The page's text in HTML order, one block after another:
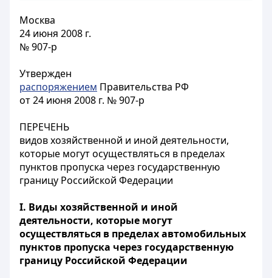
Москва
24 июня 2008 г.
№ 907-р
Утвержден
распоряжением Правительства РФ
от 24 июня 2008 г. № 907-р
ПЕРЕЧЕНЬ
видов хозяйственной и иной деятельности,
которые могут осуществляться в пределах
пунктов пропуска через государственную
границу Российской Федерации
I. Виды хозяйственной и иной
деятельности, которые могут
осуществляться в пределах автомобильных
пунктов пропуска через государственную
границу Российской Федерации